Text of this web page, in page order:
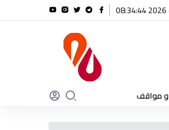
لن تنسى أبدًا تضحيات أبنائها
مواقف